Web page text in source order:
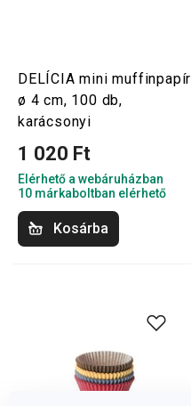
DELÍCIA mini muffinpapír
ø 4 cm, 100 db,
karácsonyi
1 020 Ft
Elérhető a webáruházban
10 márkaboltban elérhető
Kosárba